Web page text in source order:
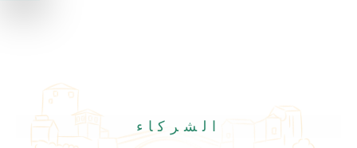
الشركاء